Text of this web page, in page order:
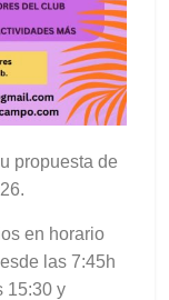
propuesta de
en horario
las 7:45h
15:30 y